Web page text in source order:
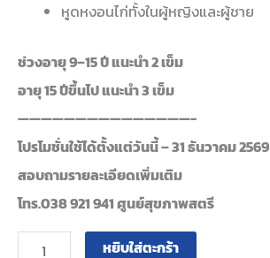
หูดหงอนไก่ทั้งในผู้หญิงและผู้ชาย
ช่วงอายุ 9–15 ปี แนะนำ 2 เข็ม
อายุ 15 ปีขึ้นไป แนะนำ 3 เข็ม
———————————————-
โปรโมชั่นใช้ได้ตั้งแต่วันนี้ – 31 ธันวาคม 2569
สอบถามรายละเอียดเพิ่มเติม
โทร.038 921 941 ศูนย์สุขภาพสตรี
หยิบใส่ตะกร้า